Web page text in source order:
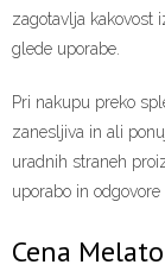
zagotavlja kakovost
glede uporabe.
Pri nakupu preko
zanesljiva in ali
uradnih straneh
uporabo in odgovore
Cena